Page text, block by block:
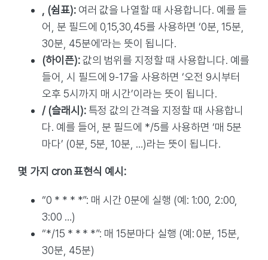
, (쉼표):여러 값을 나열할 때 사용합니다. 예를 들
어, 분 필드에 0,15,30,45를 사용하면 ‘0분, 15분,
30분, 45분에’라는 뜻이 됩니다.
(하이픈):값의 범위를 지정할 때 사용합니다. 예를
들어, 시 필드에 9-17을 사용하면 ‘오전 9시부터
오후 5시까지 매 시간’이라는 뜻이 됩니다.
/ (슬래시):특정 값의 간격을 지정할 때 사용합니
다. 예를 들어, 분 필드에 */5를 사용하면 ‘매 5분
마다’ (0분, 5분, 10분, …)라는 뜻이 됩니다.
몇 가지 cron 표현식 예시:
“0 * * * *”: 매 시간 0분에 실행 (예: 1:00, 2:00,
3:00 …)
“*/15 * * * *”: 매 15분마다 실행 (예: 0분, 15분,
30분, 45분)